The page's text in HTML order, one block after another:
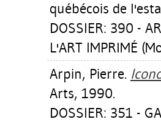
québécois de
DOSSIER: 390 -
L'ART IMPRIMÉ
Arpin, Pierre.
Arts, 1990.
DOSSIER: 351 -